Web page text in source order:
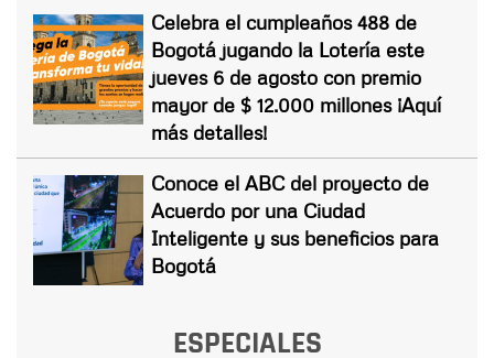
Celebra el cumpleaños 488 de
Bogotá jugando la Lotería este
jueves 6 de agosto con premio
mayor de $ 12.000 millones ¡Aquí
más detalles!
Conoce el ABC del proyecto de
Acuerdo por una Ciudad
Inteligente y sus beneficios para
Bogotá
ESPECIALES